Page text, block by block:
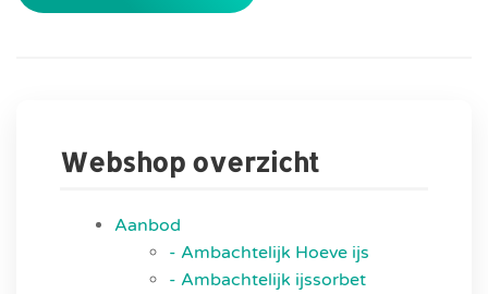
Webshop overzicht
Aanbod
- Ambachtelijk Hoeve ijs
- Ambachtelijk ijssorbet